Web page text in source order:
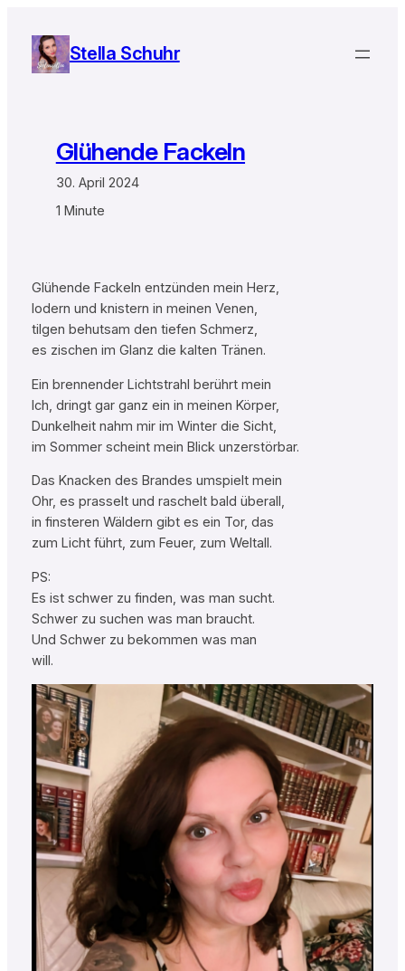
Inhalt
springen
Stella Schuhr
Glühende Fackeln
30. April 2024
1 Minute
Glühende Fackeln entzünden mein Herz,
lodern und knistern in meinen Venen,
tilgen behutsam den tiefen Schmerz,
es zischen im Glanz die kalten Tränen.
Ein brennender Lichtstrahl berührt mein
Ich, dringt gar ganz ein in meinen Körper,
Dunkelheit nahm mir im Winter die Sicht,
im Sommer scheint mein Blick unzerstörbar.
Das Knacken des Brandes umspielt mein
Ohr, es prasselt und raschelt bald überall,
in finsteren Wäldern gibt es ein Tor, das
zum Licht führt, zum Feuer, zum Weltall.
PS:
Es ist schwer zu finden, was man sucht.
Schwer zu suchen was man braucht.
Und Schwer zu bekommen was man
will.